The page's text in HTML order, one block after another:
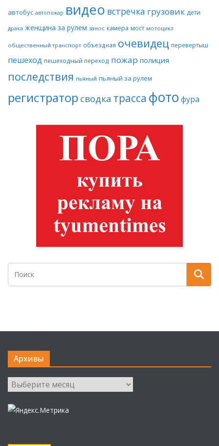
автобус автопожар видео встречка грузовик дети
драка женщина за рулем занос камера мост мотоцикл
общественный транспорт объездная очевидец перевертыш
пешеход пешеходный переход пожар полиция
последствия пьяный пьяный за рулем
регистратор сводка трасса фото фура
Архивы
Архивы